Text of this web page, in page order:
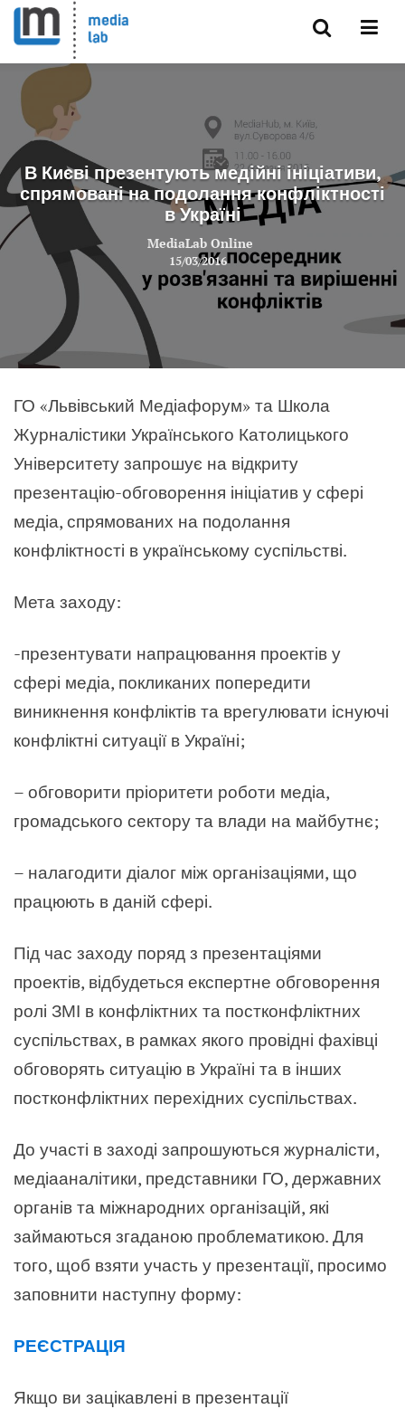
В Києві презентують медійні ініціативи,
спрямовані на подолання конфліктності
в Україні
MediaLab Online
15/03/2016
ГО «Львівський Медіафорум» та Школа
Журналістики Українського Католицького
Університету запрошує на відкриту
презентацію-обговорення ініціатив у сфері
медіа, спрямованих на подолання
конфліктності в українському суспільстві.
Мета заходу:
-презентувати напрацювання проектів у
сфері медіа, покликаних попередити
виникнення конфліктів та врегулювати існуючі
конфліктні ситуації в Україні;
– обговорити пріоритети роботи медіа,
громадського сектору та влади на майбутнє;
– налагодити діалог між організаціями, що
працюють в даній сфері.
Під час заходу поряд з презентаціями
проектів, відбудеться експертне обговорення
ролі ЗМІ в конфліктних та постконфліктних
суспільствах, в рамках якого провідні фахівці
обговорять ситуацію в Україні та в інших
постконфліктних перехідних суспільствах.
До участі в заході запрошуються журналісти,
медіааналітики, представники ГО, державних
органів та міжнародних організацій, які
займаються згаданою проблематикою. Для
того, щоб взяти участь у презентації, просимо
заповнити наступну форму:
РЕЄСТРАЦІЯ
Якщо ви зацікавлені в презентації